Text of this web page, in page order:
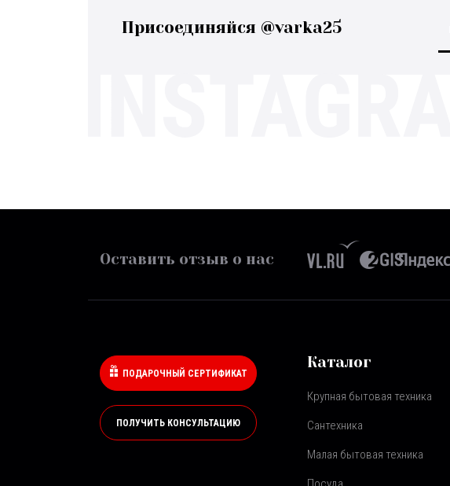
Присоединяйся @varka25
Оставить отзыв о нас
ПОДАРОЧНЫЙ СЕРТИФИКАТ
ПОЛУЧИТЬ КОНСУЛЬТАЦИЮ
Каталог
Крупная бытовая техника
Сантехника
Малая бытовая техника